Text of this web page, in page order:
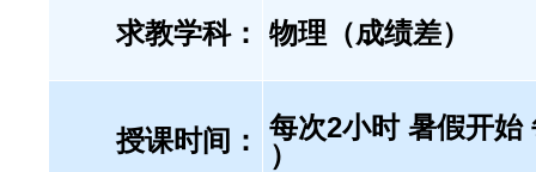
求教学科： 物理（成绩差）
授课时间：
每次2小时 暑假开始
）